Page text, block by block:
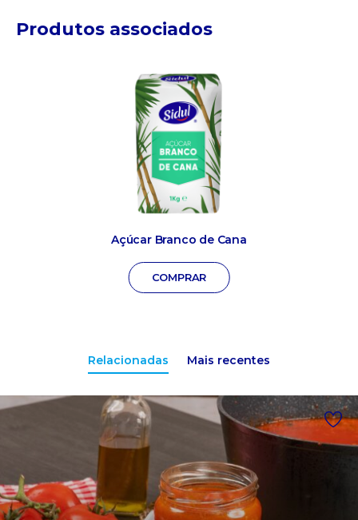
Produtos associados
Açúcar Branco de Cana
COMPRAR
Relacionadas Mais recentes